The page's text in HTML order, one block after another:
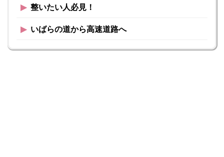
▶︎ 整いたい人必見！
▶︎ いばらの道から高速道路へ